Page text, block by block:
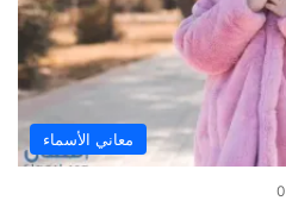
معاني الأسماء
0